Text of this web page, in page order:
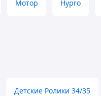
Мотор Hypro
Детские Ролики 34/35